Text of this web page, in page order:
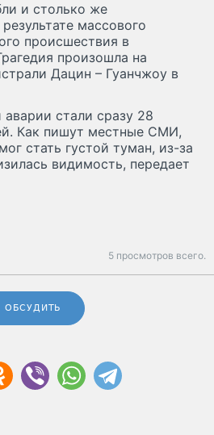
и столько же
массового
происшествия в
произошла на
Дацин – Гуанчжоу в
стали сразу 28
Как пишут местные СМИ,
стать густой туман, из-за
видимость, передает
5 просмотров всего.
ОБСУДИТЬ